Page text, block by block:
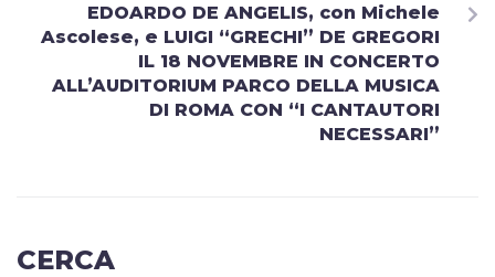
EDOARDO DE ANGELIS, con Michele
Ascolese, e LUIGI “GRECHI” DE GREGORI
IL 18 NOVEMBRE IN CONCERTO
ALL’AUDITORIUM PARCO DELLA MUSICA
DI ROMA CON “I CANTAUTORI
NECESSARI”
CERCA